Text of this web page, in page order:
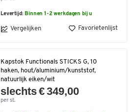
Levertijd: Binnen 1-2 werkdagen bij u
Vergelijken Favorietenlijst
Kapstok Functionals STICKS G, 10
haken, hout/aluminium/kunststof,
natuurlijk eiken/wit
slechts € 349,00
per st.